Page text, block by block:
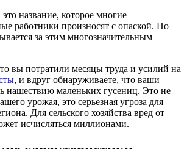
название, которое многие
работники произносят с опаской. Но
за этим многозначительным
вы потратили месяцы труда и усилий на
, и вдруг обнаруживаете, что ваши
нашествию маленьких гусениц. Это не
урожая, это серьезная угроза для
Для сельского хозяйства вред от
исчисляться миллионами.